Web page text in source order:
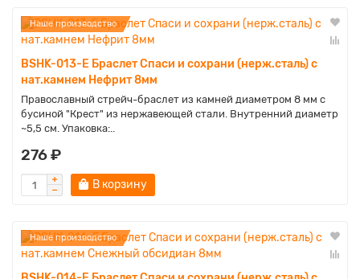
Наше производство
BSHK-013-E Браслет Спаси и сохрани (нерж.сталь) с
нат.камнем Нефрит 8мм
Православный стрейч-браслет из камней диаметром 8 мм с
бусиной "Крест" из нержавеющей стали. Внутренний диаметр
~5,5 см. Упаковка:..
276 ₽
В корзину
Наше производство